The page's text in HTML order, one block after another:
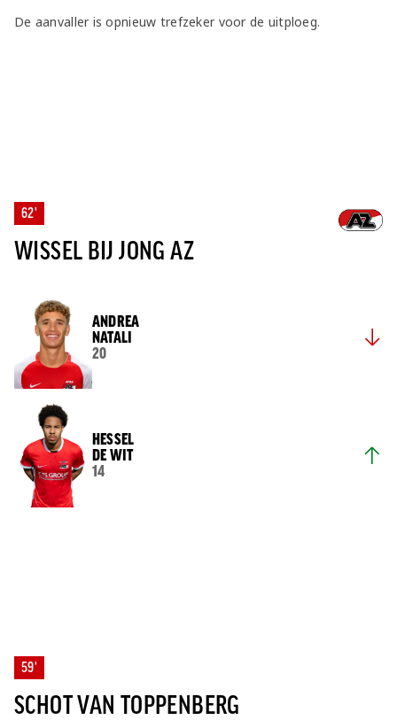
De aanvaller is opnieuw trefzeker voor de uitploeg.
62'
WISSEL BIJ JONG AZ
ANDREA
NATALI
20
HESSEL
DE WIT
14
59'
SCHOT VAN TOPPENBERG